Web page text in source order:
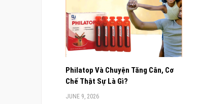
Philatop Và Chuyện Tăng Cân, Cơ
Chế Thật Sự Là Gì?
JUNE 9, 2026